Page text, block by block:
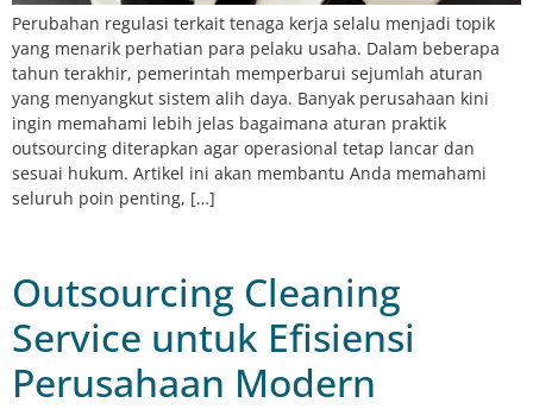
Perubahan regulasi terkait tenaga kerja selalu menjadi topik
yang menarik perhatian para pelaku usaha. Dalam beberapa
tahun terakhir, pemerintah memperbarui sejumlah aturan
yang menyangkut sistem alih daya. Banyak perusahaan kini
ingin memahami lebih jelas bagaimana aturan praktik
outsourcing diterapkan agar operasional tetap lancar dan
sesuai hukum. Artikel ini akan membantu Anda memahami
seluruh poin penting, […]
Outsourcing Cleaning
Service untuk Efisiensi
Perusahaan Modern